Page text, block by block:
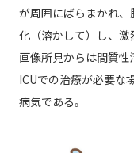
が周囲にばらまかれ
化（溶かして）し、激
画像所見からは間質性
ICUでの治療が必要な
病気である。